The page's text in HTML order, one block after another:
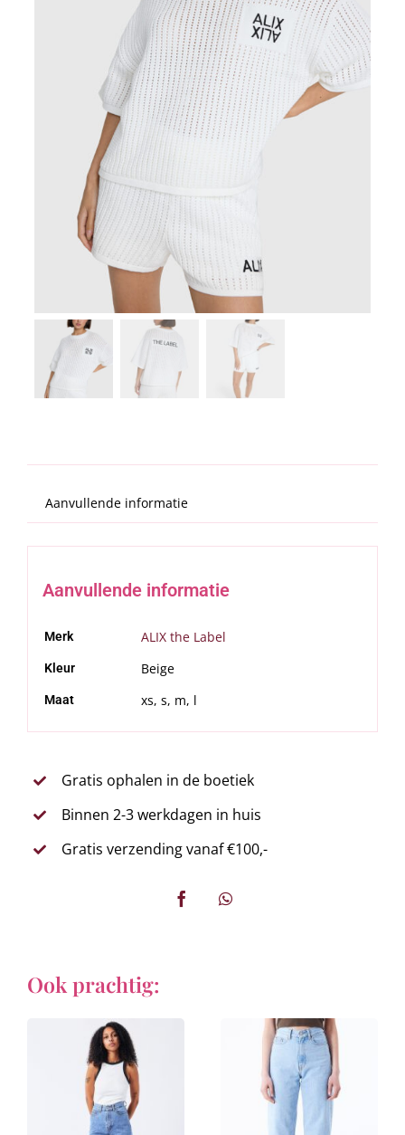
SUMMER SALE
Aanvullende informatie
Aanvullende informatie
Merk ALIX the Label
Kleur Beige
Maat xs, s, m, l
Gratis ophalen in de boetiek
Binnen 2-3 werkdagen in huis
Gratis verzending vanaf €100,-
Ook prachtig: